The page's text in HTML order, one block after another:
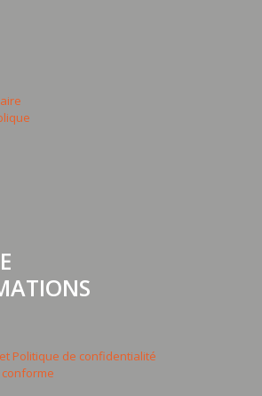
Politique de confidentialité